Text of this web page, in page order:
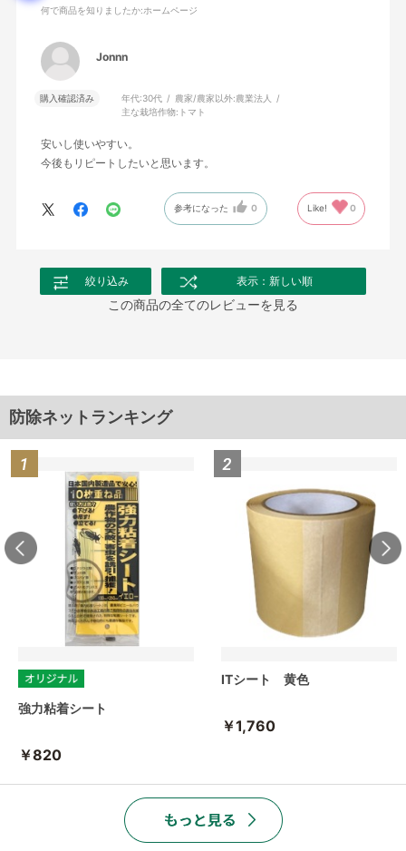
何で商品を知りましたか:ホームページ
Jonnn
購入確認済み 年代:30代 農家/農家以外:農業法人
主な栽培作物: トマト
安いし使いやすい。
今後もリピートしたいと思います。
参考になった 0 Like! 0
絞り込み 表示：新しい順
この商品の全てのレビューを見る
防除ネットランキング
強力粘着シート
￥820
ITシート 黄色
￥1,760